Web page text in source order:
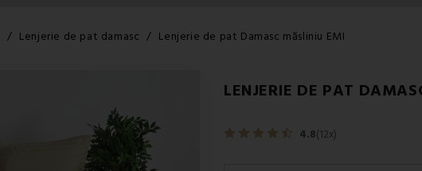
Lenjerie de pat damasc Lenjerie de pat Damasc măsliniu EMI
LENJERIE DE PAT
4.8(12x)